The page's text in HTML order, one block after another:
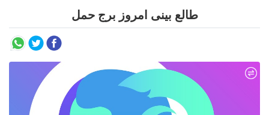
طالع بینی امروز برج حمل